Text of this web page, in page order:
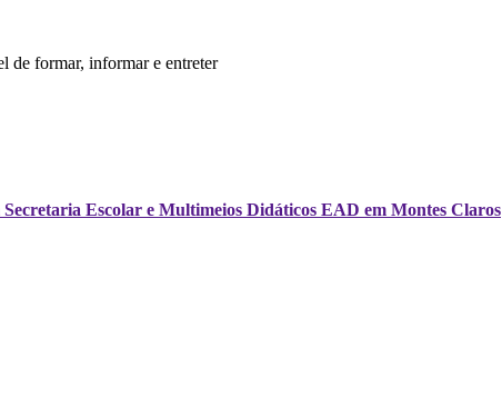
de formar, informar e entreter
Secretaria Escolar e Multimeios Didáticos EAD em Montes Claros